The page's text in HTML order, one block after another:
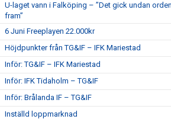
U-laget vann i Falköping – ”Det gick undan
fram”
6 Juni Freeplayen 22.000kr
Höjdpunkter från TG&IF – IFK Mariestad
Inför: TG&IF – IFK Mariestad
Inför: IFK Tidaholm – TG&IF
Inför: Brålanda IF – TG&IF
Inställd loppmarknad